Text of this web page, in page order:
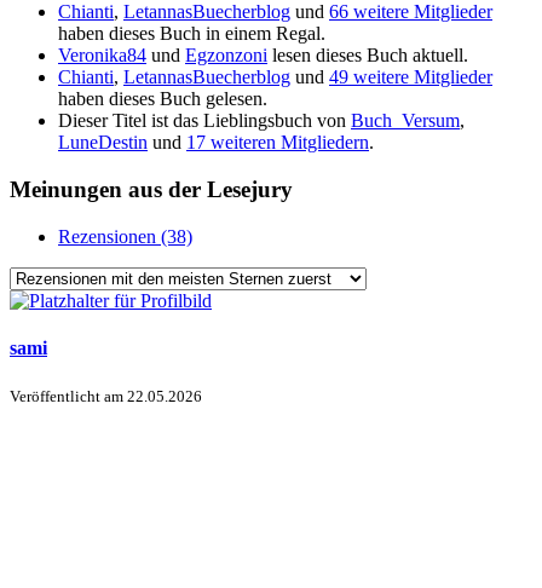
Chianti, LetannasBuecherblog und 66 weitere Mitglieder
haben dieses Buch in einem Regal.
Veronika84 und Egzonzoni lesen dieses Buch aktuell.
Chianti, LetannasBuecherblog und 49 weitere Mitglieder
haben dieses Buch gelesen.
Dieser Titel ist das Lieblingsbuch von Buch_Versum,
LuneDestin und 17 weiteren Mitgliedern.
Meinungen aus der Lesejury
Rezensionen (38)
sami
Veröffentlicht am 22.05.2026